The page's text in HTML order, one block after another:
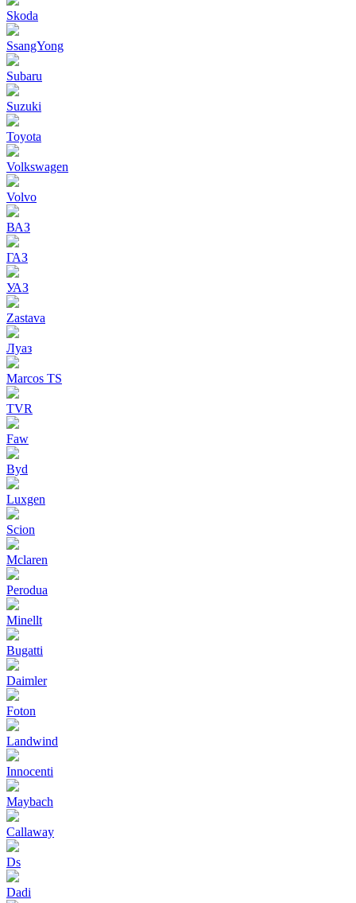
Skoda
SsangYong
Subaru
Suzuki
Toyota
Volkswagen
Volvo
ВАЗ
ГАЗ
УАЗ
Zastava
Луаз
Marcos TS
TVR
Faw
Byd
Luxgen
Scion
Mclaren
Perodua
Minellt
Bugatti
Daimler
Foton
Landwind
Innocenti
Maybach
Callaway
Ds
Dadi